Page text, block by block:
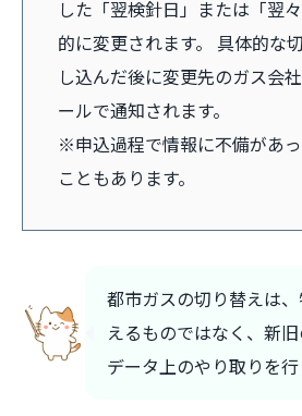
した「翌検針日」または「翌
的に変更されます。 具体的な
し込んだ後に変更先のガス会
ールで通知されます。
※申込過程で情報に不備があ
こともあります。
都市ガスの切り替えは
えるものではなく、新
データ上のやり取りを行